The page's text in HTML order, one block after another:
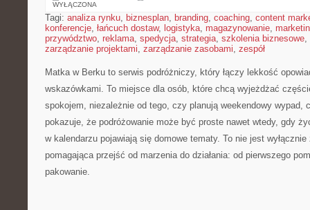
WYŁĄCZONA
Tagi: analiza rynku, biznesplan, branding, coaching, content
konferencje, łańcuch dostaw, logistyka, magazynowanie,
przywództwo, reklama, spedycja, strategia, szkolenia biznesowe,
zarządzanie projektami, zarządzanie zasobami, zespół
Matka w Berku to serwis podróżniczy, który łączy lekkość
wskazówkami. To miejsce dla osób, które chcą wyjeżdżać
spokojem, niezależnie od tego, czy planują weekendowy wypad,
pokazuje, że podróżowanie może być proste nawet wtedy, gdy
w kalendarzu pojawiają się domowe tematy. To nie jest
pomagająca przejść od marzenia do działania: od pierwszego
pakowanie.